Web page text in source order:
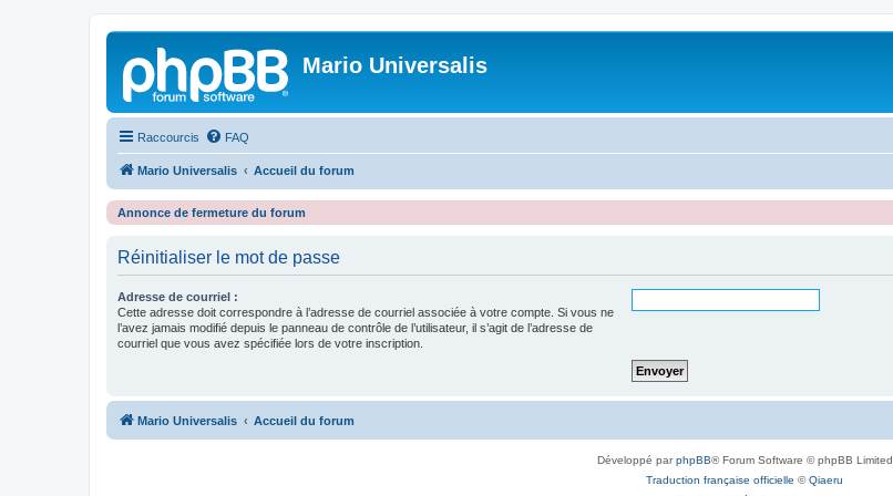
Mario Universalis
Raccourcis FAQ
Mario Universalis Accueil du forum
Annonce de fermeture du forum
Réinitialiser le mot de passe
Adresse de courriel :
Cette adresse doit correspondre à l’adresse de courriel associée à votre compte. Si vous ne
l’avez jamais modifié depuis le panneau de contrôle de l’utilisateur, il s’agit de l’adresse de
courriel que vous avez spécifiée lors de votre inscription.
Mario Universalis Accueil du forum
Développé parphpBB® Forum Software © phpBB Limited
Traduction française officielle ©Qiaeru